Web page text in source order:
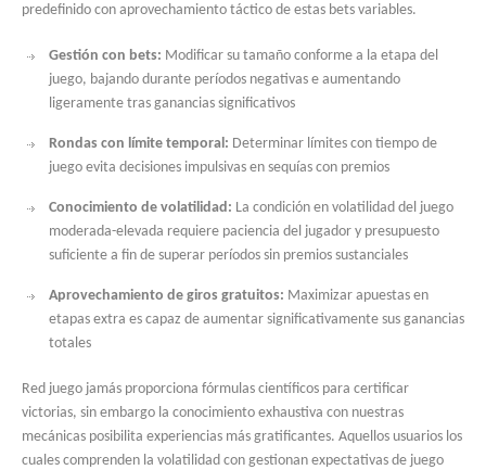
predefinido con aprovechamiento táctico de estas bets variables.
Gestión con bets: Modificar su tamaño conforme a la etapa del
juego, bajando durante períodos negativas e aumentando
ligeramente tras ganancias significativos
Rondas con límite temporal: Determinar límites con tiempo de
juego evita decisiones impulsivas en sequías con premios
Conocimiento de volatilidad: La condición en volatilidad del juego
moderada-elevada requiere paciencia del jugador y presupuesto
suficiente a fin de superar períodos sin premios sustanciales
Aprovechamiento de giros gratuitos: Maximizar apuestas en
etapas extra es capaz de aumentar significativamente sus ganancias
totales
Red juego jamás proporciona fórmulas científicos para certificar
victorias, sin embargo la conocimiento exhaustiva con nuestras
mecánicas posibilita experiencias más gratificantes. Aquellos usuarios los
cuales comprenden la volatilidad con gestionan expectativas de juego